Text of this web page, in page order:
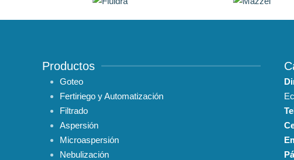
Productos
Goteo
Fertiriego y Automatización
Filtrado
Aspersión
Microaspersión
Nebulización